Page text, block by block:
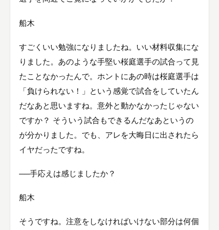
船木
すごくいい勉強になりましたね。いい材料収集にな
りました。あのような手堅い桜庭選手の試合って見
たことなかったんで。ホントにあの時は桜庭選手は
「負けられない！」という感覚で試合をしていたん
だなあと思いますね。意外と動かなかったじゃない
ですか？ そういう試合もできるんだなあというの
が分かりました。でも、アレを大晦日に出されたら
イヤだったですね。
──手応えは感じましたか？
船木
そうですね。注意をしなければいけない部分は何個